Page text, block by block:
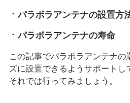
パラボラアンテナの設置方
パラボラアンテナの寿命
この記事でパラボラアンテナ
ズに設置できるようサポートし
それでは行ってみましょう。